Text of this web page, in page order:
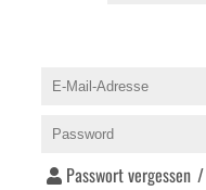
Passwort vergessen /